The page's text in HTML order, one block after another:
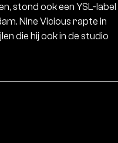
stond ook een YSL-label
Nine Vicious rapte in
die hij ook in de studio